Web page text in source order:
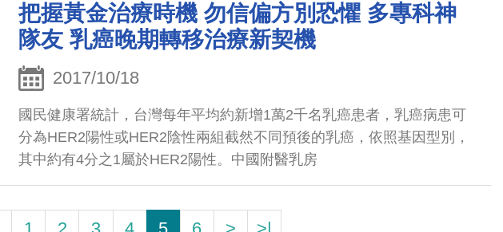
把握黃金治療時機 勿信偏方別恐懼 多專科神
隊友 乳癌晚期轉移治療新契機
2017/10/18
國民健康署統計，台灣每年平均約新增1萬2千名乳癌患者，乳癌病患可
分為HER2陽性或HER2陰性兩組截然不同預後的乳癌，依照基因型別，
其中約有4分之1屬於HER2陽性。中國附醫乳房